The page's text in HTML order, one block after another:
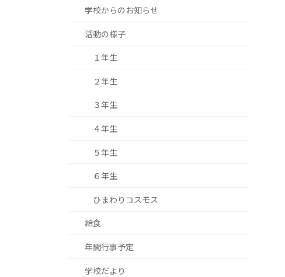
学校からのお知らせ
活動の様子
１年生
２年生
３年生
４年生
５年生
６年生
ひまわりコスモス
給食
年間行事予定
学校だより